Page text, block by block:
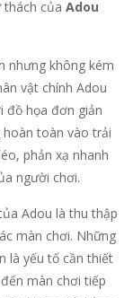
của Adou
nhưng không kém
vật chính Adou
đồ họa đơn giản
toàn vào trải
phản xạ nhanh
người chơi.
Adou là thu thập
màn chơi. Những
là yếu tố cần thiết
màn chơi tiếp